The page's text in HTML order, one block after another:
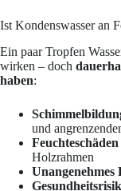
Ist Kondenswasser an
Ein paar Tropfen
wirken – doch
haben:
und
Feuchteschäden
Holzrahmen
Unangenehmes